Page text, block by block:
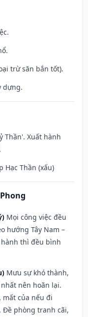
trừ săn bắn tốt).
dựng.
Thần'. Xuất hành
Hạc Thần (xấu)
Mọi công việc đều
hướng Tây Nam –
thì đều bình
Mưu sự khó thành,
nên hoãn lại.
mất của nếu đi
phòng tranh cãi,